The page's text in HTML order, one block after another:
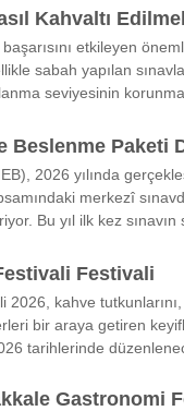
Kahvaltı
etkileyen
sabah yapılan
seviyesinin
Beslenme Paketi
2026 yılında
merkezî
Bu yıl ilk kez sınavın
Festivali
kahve tutkunlarını,
bir araya getiren
tarihlerinde
Gastronomi